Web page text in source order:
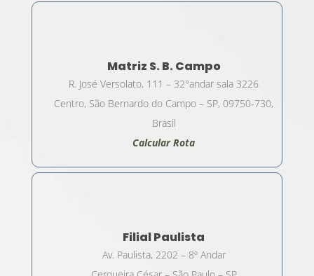
Matriz S. B. Campo
R. José Versolato, 111 – 32°andar sala 3226
Centro, São Bernardo do Campo – SP, 09750-730,
Brasil
Calcular Rota
Filial Paulista
Av. Paulista, 2202 – 8º Andar